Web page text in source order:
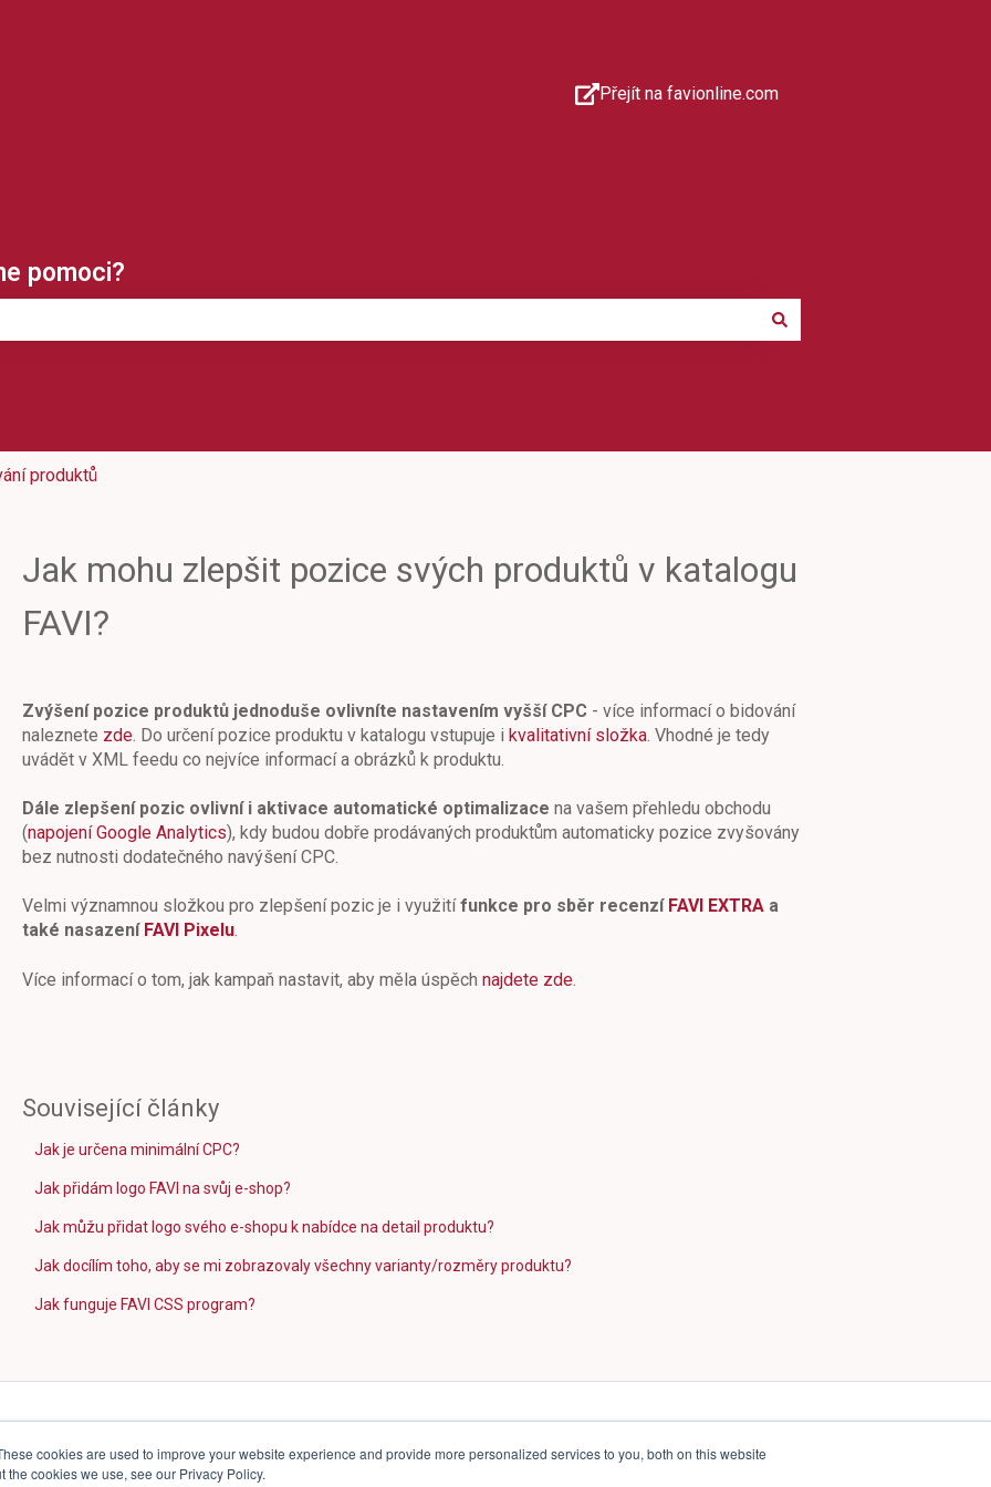
cookies are used to improve your website experience and provide more personalized services to you, both on this website
cookies we use, see our Privacy Policy.
Přejít na favionline.com
pomoci?
produktů
Jak mohu zlepšit pozice svých produktů v katalogu
FAVI?
Zvýšení pozice produktů jednoduše ovlivníte nastavením vyšší CPC - více informací o bidování
naleznete zde. Do určení pozice produktu v katalogu vstupuje i kvalitativní složka. Vhodné je tedy
uvádět v XML feedu co nejvíce informací a obrázků k produktu.
Dále zlepšení pozic ovlivní i aktivace automatické optimalizace na vašem přehledu obchodu
(napojení Google Analytics), kdy budou dobře prodávaných produktům automaticky pozice zvyšovány
bez nutnosti dodatečného navýšení CPC.
Velmi významnou složkou pro zlepšení pozic je i využitífunkce pro sběr recenzí FAVI EXTRAa
také nasazení FAVI Pixelu.
Více informací o tom, jak kampaň nastavit, aby měla úspěch najdete zde.
Související články
Jak je určena minimální CPC?
Jak přidám logo FAVI na svůj e-shop?
Jak můžu přidat logo svého e-shopu k nabídce na detail produktu?
Jak docílím toho, aby se mi zobrazovaly všechny varianty/rozměry produktu?
Jak funguje FAVI CSS program?